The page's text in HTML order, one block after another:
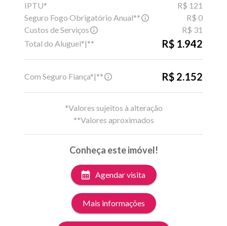
IPTU*
R$ 121
Seguro Fogo Obrigatório Anual**
R$ 0
Custos de Serviços
R$ 31
Total do Aluguel*|**
R$ 1.942
Com Seguro Fiança*|** R$ 2.152
*Valores sujeitos à alteração
**Valores aproximados
Conheça este imóvel!
Agendar visita
Mais informações